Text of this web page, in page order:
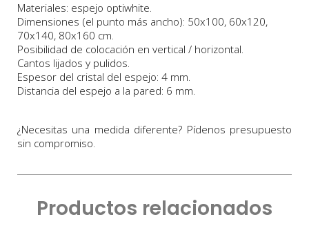
Materiales: espejo optiwhite.
Dimensiones (el punto más ancho): 50x100, 60x120,
70x140, 80x160 cm.
Posibilidad de colocación en vertical / horizontal.
Cantos lijados y pulidos.
Espesor del cristal del espejo: 4 mm.
Distancia del espejo a la pared: 6 mm.
¿Necesitas una medida diferente? Pídenos presupuesto
sin compromiso.
Productos relacionados